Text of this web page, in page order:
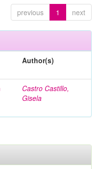
previous 1 next
Author(s)
Castro Castillo,
Gisela